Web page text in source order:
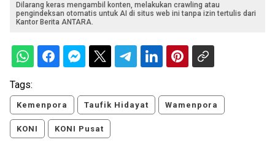
Dilarang keras mengambil konten, melakukan crawling atau
pengindeksan otomatis untuk AI di situs web ini tanpa izin tertulis dari
Kantor Berita ANTARA.
Tags:
Kemenpora Taufik Hidayat Wamenpora
KONI KONI Pusat